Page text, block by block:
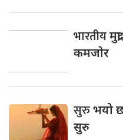
भारतीय
कमजाेर
सुरुभयो
सुरु